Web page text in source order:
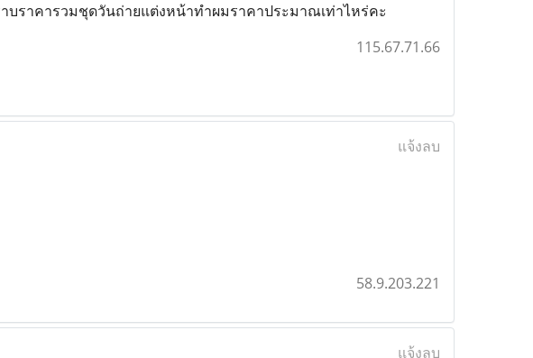
ราคารวมชุดวันถ่ายแต่งหน้าทำผมราคาประมาณเท่าไหร่คะ
115.67.71.66
แจ้งลบ
58.9.203.221
แจ้งลบ